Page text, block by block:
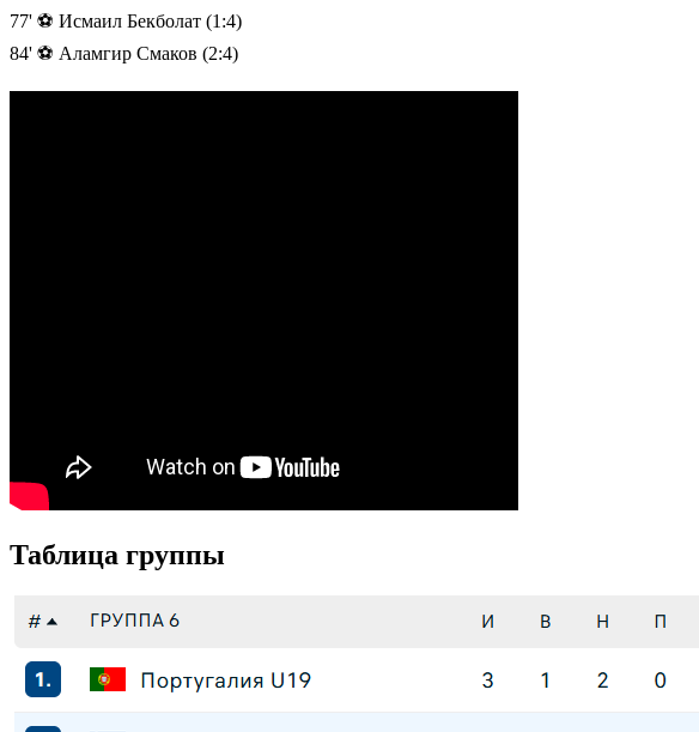
77' ⚽️ Исмаил Бекболат (1:4)
84' ⚽️ Аламгир Смаков (2:4)
Таблица группы